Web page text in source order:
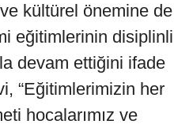
kültürel önemine de
eğitimlerinin disiplinli
devam ettiğini ifade
“Eğitimlerimizin her
hocalarımız ve